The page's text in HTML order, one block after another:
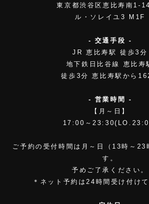
東京都渋谷区恵比寿南1-
ル・ソレイユ3 M1F
- 交通手段 -
JR 恵比寿駅 徒歩3分
地下鉄日比谷線 恵比寿
徒歩3分 恵比寿駅から
- 営業時間 -
【月～日】
17:00～
ご予約の受付時間は月～日（13時～23
す。
予めご了承ください。
＊ネット予約は24時間受け付けて